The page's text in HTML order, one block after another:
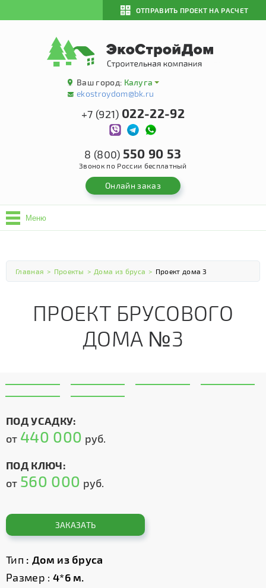
ОТПРАВИТЬ ПРОЕКТ НА РАСЧЕТ
Ваш город: Калуга
ekostroydom@bk.ru
+7 (921) 022-22-92
8 (800) 550 90 53
Звонок по России бесплатный
Онлайн заказ
Меню
Главная > Проекты > Дома из бруса > Проект дома 3
ПРОЕКТ БРУСОВОГО
ДОМА №3
ПОД УСАДКУ:
от 440 000 руб.
ПОД КЛЮЧ:
от 560 000 руб.
ЗАКАЗАТЬ
Тип : Дом из бруса
Размер : 4*6 м.